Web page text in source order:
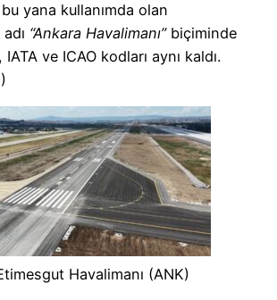
bu yana kullanımda olan
“Ankara Havalimanı”biçiminde
ve ICAO kodları aynı kaldı.
Havalimanı (ANK)